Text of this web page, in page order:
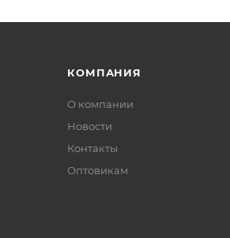
КОМПАНИЯ
О компании
Новости
Контакты
Оптовикам